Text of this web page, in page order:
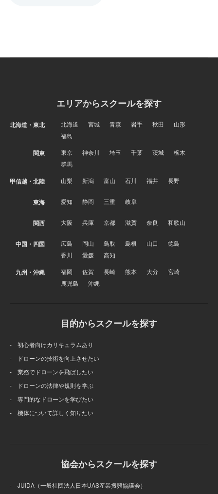
エリアからスクールを探す
北海道・東北 北海道 宮城 青森 岩手 秋田
山形
福島
関東 東京 神奈川 埼玉 千葉 茨城
栃木
群馬
甲信越・北陸 山梨 新潟 富山 石川 福井 長野
東海 愛知 静岡 三重 岐阜
関西 大阪 兵庫 京都 滋賀 奈良 和歌山
中国・四国 広島 岡山 鳥取 島根 山口
徳島
香川
愛媛 高知
九州・沖縄 福岡 佐賀 長崎 熊本 大分
宮崎
鹿児島
沖縄
目的からスクールを探す
- 初心者向けカリキュラムあり
- ドローンの技術を向上させたい
- 業務でドローンを飛ばしたい
- ドローンの法律や規則を学ぶ
- 専門的なドローンを学びたい
- 機体について詳しく知りたい
協会からスクールを探す
- JUIDA（一般社団法人日本UAS産業振興協議会）